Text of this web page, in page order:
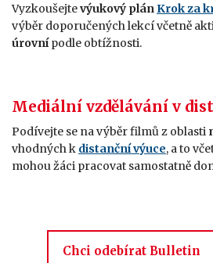
Vyzkoušejtevýukový plánKrok za
výběr doporučených lekcí včetně
úrovnípodle obtížnosti.
Mediální vzdělávání v
Podívejte se na výběr filmů z oblasti
vhodných k distanční výuce, a to
mohou žáci pracovat samostatně
Chci odebírat Bulletin